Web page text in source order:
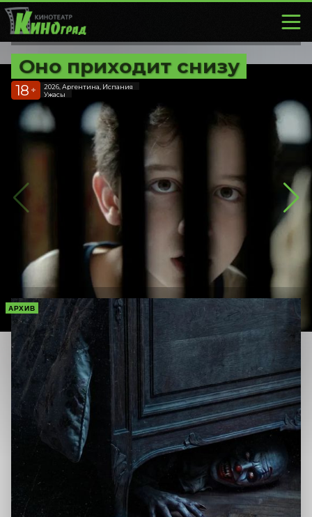
Оно приходит снизу
18 +
2026, Аргентина, Испания
Ужасы
АРХИВ